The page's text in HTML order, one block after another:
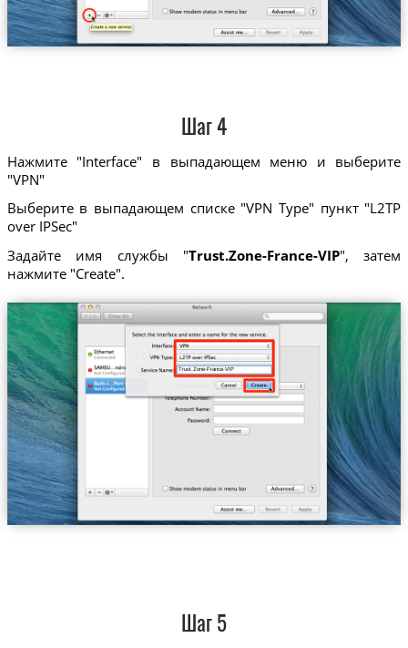
Шаг 4
Нажмите "Interface" в выпадающем меню и выберите
"VPN"
Выберите в выпадающем списке "VPN Type" пункт "L2TP
over IPSec"
Задайте имя службы "Trust.Zone-France-VIP", затем
нажмите "Create".
Trust.Zone-France-VIP
Шаг 5